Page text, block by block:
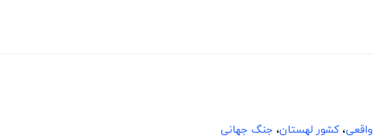
واقعی، کشور لهستان، جنگ جهانی